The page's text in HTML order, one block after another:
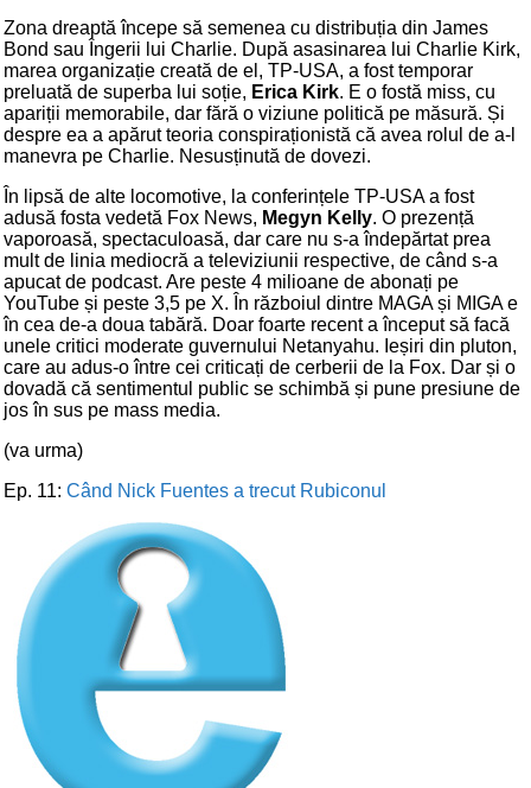
Zona dreaptă începe să semenea cu distribuția din James
Bond sau Îngerii lui Charlie. După asasinarea lui Charlie Kirk,
marea organizație creată de el, TP-USA, a fost temporar
preluată de superba lui soție, Erica Kirk. E o fostă miss, cu
apariții memorabile, dar fără o viziune politică pe măsură. Și
despre ea a apărut teoria conspiraționistă că avea rolul de a-l
manevra pe Charlie. Nesusținută de dovezi.
În lipsă de alte locomotive, la conferințele TP-USA a fost
adusă fosta vedetă Fox News, Megyn Kelly. O prezență
vaporoasă, spectaculoasă, dar care nu s-a îndepărtat prea
mult de linia mediocră a televiziunii respective, de când s-a
apucat de podcast. Are peste 4 milioane de abonați pe
YouTube și peste 3,5 pe X. În războiul dintre MAGA și MIGA e
în cea de-a doua tabără. Doar foarte recent a început să facă
unele critici moderate guvernului Netanyahu. Ieșiri din pluton,
care au adus-o între cei criticați de cerberii de la Fox. Dar și o
dovadă că sentimentul public se schimbă și pune presiune de
jos în sus pe mass media.
(va urma)
Ep. 11: Când Nick Fuentes a trecut Rubiconul